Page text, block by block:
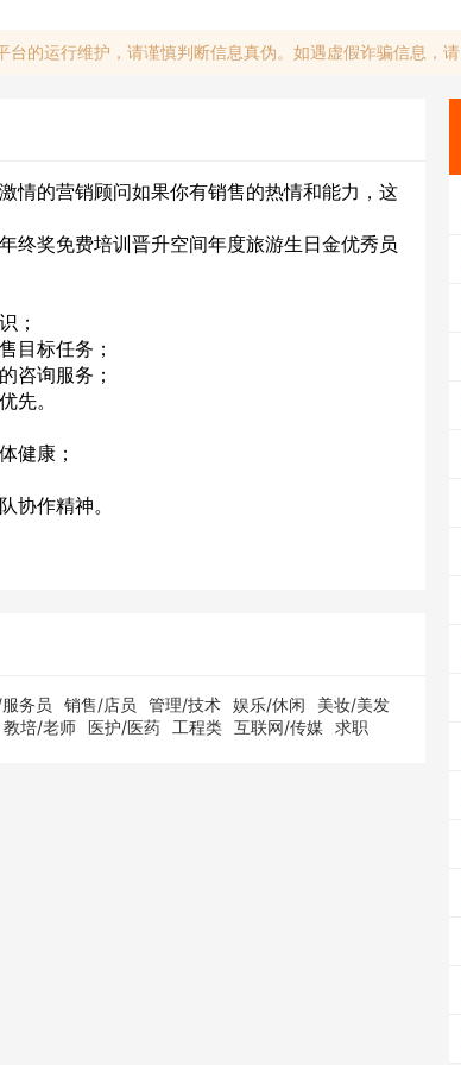
的运行维护，请谨慎判断信息真伪。如遇虚假诈骗信息，请
情的营销顾问如果你有销售的热情和能力，这
终奖免费培训晋升空间年度旅游生日金优秀员
；
目标任务；
咨询服务；
先。
健康；
协作精神。
务员 销售/店员 管理/技术 娱乐/休闲
美妆/美发
教培/老师 医护/医药 工程类 互联网/传媒 求职